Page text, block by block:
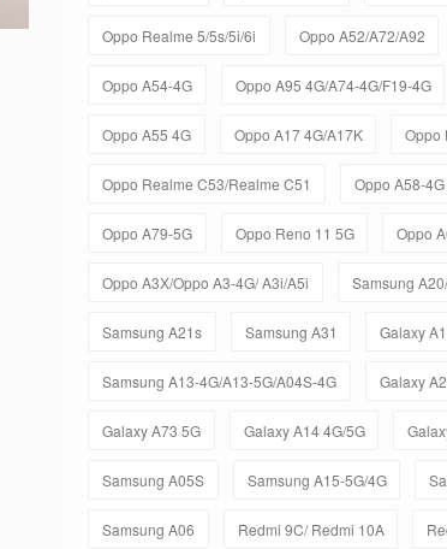
Oppo Realme 5/5s/5i/6i Oppo A52/A72/A92
Oppo A54-4G Oppo A95 4G/A74-4G/F19-4G
Oppo A55 4G Oppo A17 4G/A17K Oppo
Oppo Realme C53/Realme C51 Oppo A58-4G
Oppo A79-5G Oppo Reno 11 5G Oppo
Oppo A3X/Oppo A3-4G/ A3i/A5i Samsung
Samsung A21s Samsung A31 Galaxy
Samsung A13-4G/A13-5G/A04S-4G Galaxy
Galaxy A73 5G Galaxy A14 4G/5G
Samsung A05S Samsung A15-5G/4G
Samsung A06 Redmi 9C/ Redmi 10A